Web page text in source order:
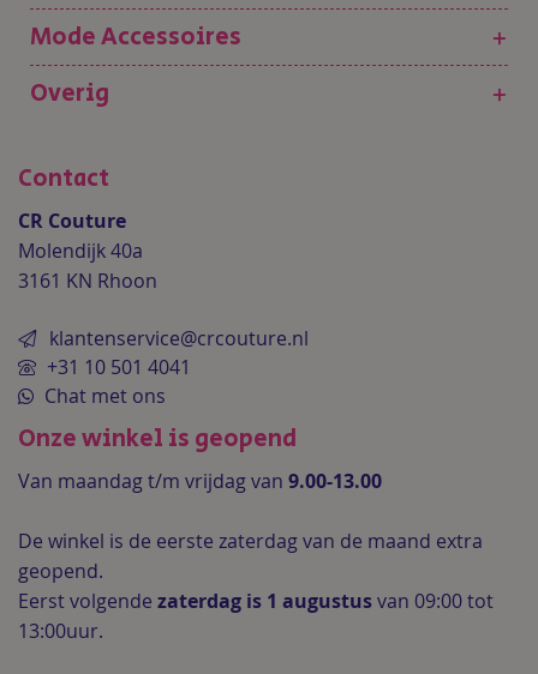
Mode Accessoires
+
Overig
+
Contact
CR Couture
Molendijk 40a
3161 KN Rhoon
klantenservice@crcouture.nl
+31 10 501 4041
Chat met ons
Onze winkel is geopend
Van maandag t/m vrijdag van 9.00-13.00
De winkel is de eerste zaterdag van de maand extra
geopend.
Eerst volgende zaterdag is 1 augustusvan 09:00 tot
13:00uur.